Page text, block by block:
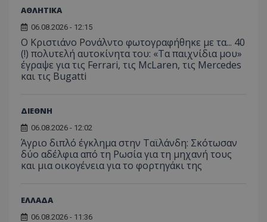
ΑΘΛΗΤΙΚΑ
06.08.2026 - 12:15
Ο Κριστιάνο Ρονάλντο φωτογραφήθηκε με τα... 40
(!) πολυτελή αυτοκίνητα του: «Τα παιχνίδια μου»
έγραψε για τις Ferrari, τις McLaren, τις Mercedes
και τις Bugatti
ΔΙΕΘΝΗ
06.08.2026 - 12:02
Άγριο διπλό έγκλημα στην Ταϊλάνδη: Σκότωσαν
δύο αδέλφια από τη Ρωσία για τη μηχανή τους
και μια οικογένεια για το φορτηγάκι της
ΕΛΛΑΔΑ
06.08.2026 - 11:36